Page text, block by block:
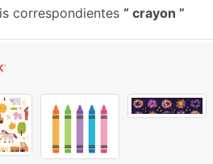
correspondientes crayon